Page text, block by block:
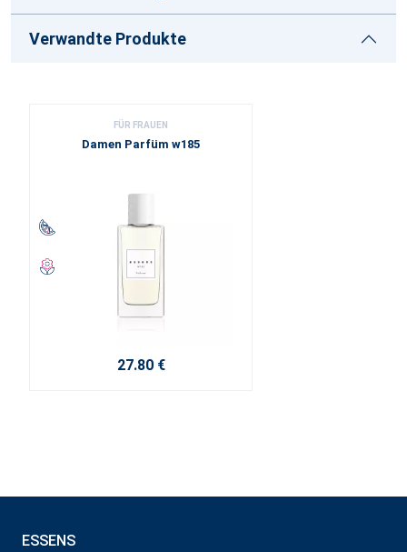
Verwandte Produkte
FÜR FRAUEN
Damen Parfüm w185
27.80 €
ESSENS